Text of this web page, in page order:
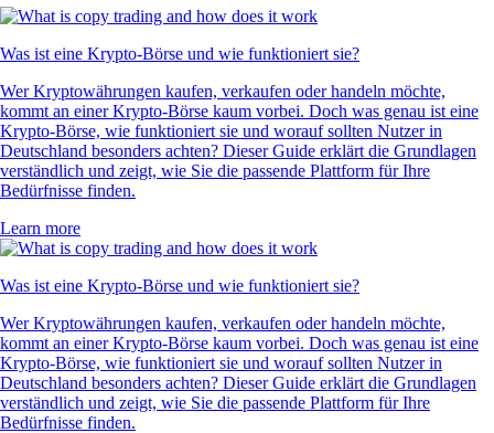
Was ist eine Krypto-Börse und wie funktioniert sie?
Wer Kryptowährungen kaufen, verkaufen oder handeln möchte,
kommt an einer Krypto-Börse kaum vorbei. Doch was genau ist eine
Krypto-Börse, wie funktioniert sie und worauf sollten Nutzer in
Deutschland besonders achten? Dieser Guide erklärt die Grundlagen
verständlich und zeigt, wie Sie die passende Plattform für Ihre
Bedürfnisse finden.
Learn more
Was ist eine Krypto-Börse und wie funktioniert sie?
Wer Kryptowährungen kaufen, verkaufen oder handeln möchte,
kommt an einer Krypto-Börse kaum vorbei. Doch was genau ist eine
Krypto-Börse, wie funktioniert sie und worauf sollten Nutzer in
Deutschland besonders achten? Dieser Guide erklärt die Grundlagen
verständlich und zeigt, wie Sie die passende Plattform für Ihre
Bedürfnisse finden.